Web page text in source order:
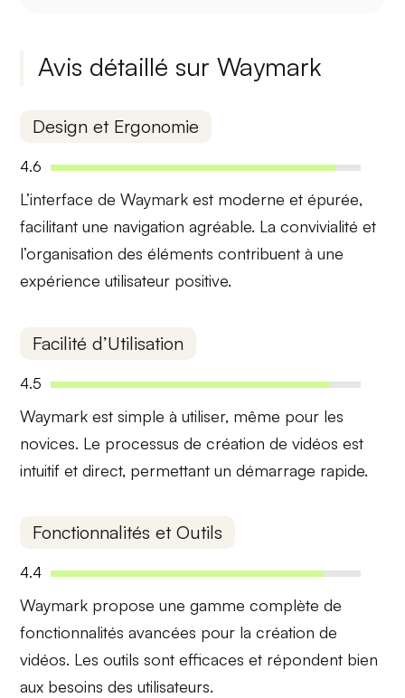
Avis détaillé sur Waymark
Design et Ergonomie
4.6
L’interface de Waymark est moderne et épurée,
facilitant une navigation agréable. La convivialité et
l’organisation des éléments contribuent à une
expérience utilisateur positive.
Facilité d’Utilisation
4.5
Waymark est simple à utiliser, même pour les
novices. Le processus de création de vidéos est
intuitif et direct, permettant un démarrage rapide.
Fonctionnalités et Outils
4.4
Waymark propose une gamme complète de
fonctionnalités avancées pour la création de
vidéos. Les outils sont efficaces et répondent bien
aux besoins des utilisateurs.